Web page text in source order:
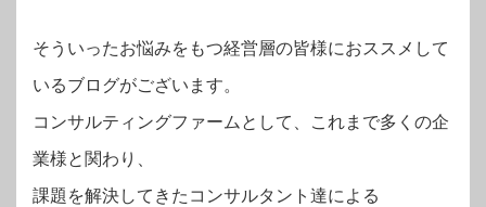
そういったお悩みをもつ経営層の皆様におススメして
いるブログがございます。
コンサルティングファームとして、これまで多くの企
業様と関わり、
課題を解決してきたコンサルタント達による